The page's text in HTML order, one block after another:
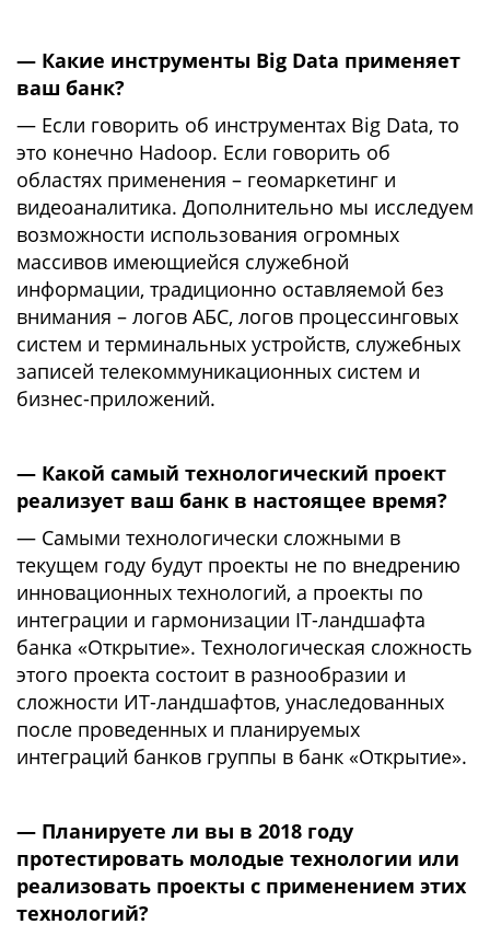
— Какие инструменты Big Data применяет
ваш банк?
— Если говорить об инструментах Big Data, то
это конечно Hadoop. Если говорить об
областях применения – геомаркетинг и
видеоаналитика. Дополнительно мы исследуем
возможности использования огромных
массивов имеющиейся служебной
информации, традиционно оставляемой без
внимания – логов АБС, логов процессинговых
систем и терминальных устройств, служебных
записей телекоммуникационных систем и
бизнес-приложений.
— Какой самый технологический проект
реализует ваш банк в настоящее время?
— Самыми технологически сложными в
текущем году будут проекты не по внедрению
инновационных технологий, а проекты по
интеграции и гармонизации IT-ландшафта
банка «Открытие». Технологическая сложность
этого проекта состоит в разнообразии и
сложности ИТ-ландшафтов, унаследованных
после проведенных и планируемых
интеграций банков группы в банк «Открытие».
— Планируете ли вы в 2018 году
протестировать молодые технологии или
реализовать проекты с применением этих
технологий?